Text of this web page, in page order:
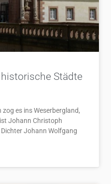
Städte
es ins Weserbergland,
Johann Christoph
Johann Wolfgang